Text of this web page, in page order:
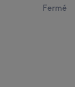
Fermé